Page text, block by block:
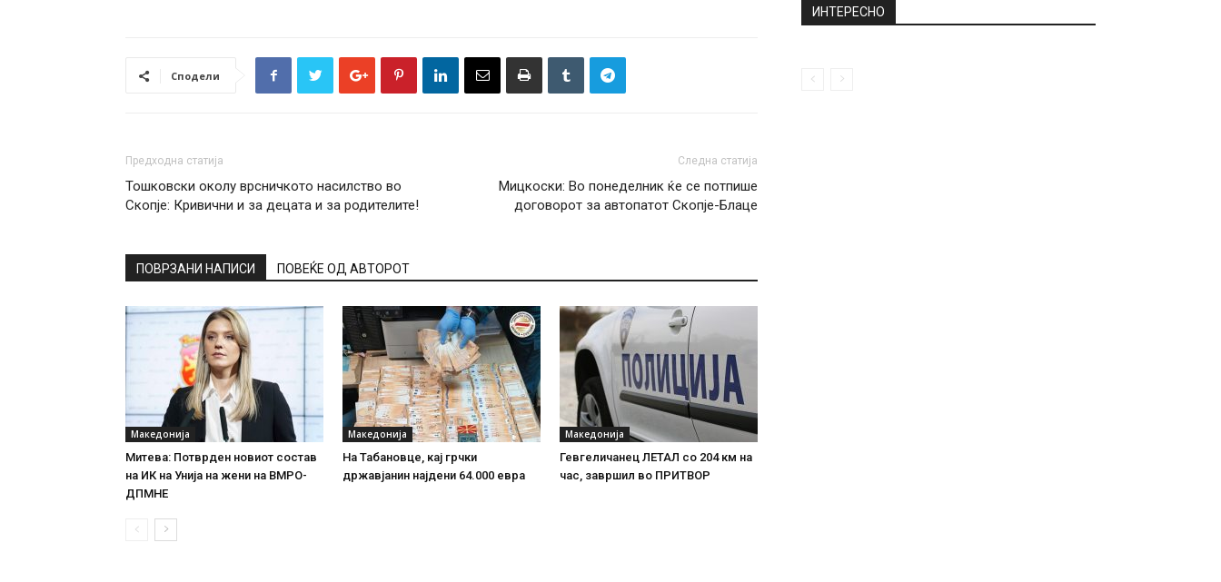
Сподели
Предходна статија
Тошковски околу врсничкото насилство во
Скопје: Кривични и за децата и за родителите!
Следна статија
Мицкоски: Во понеделник ќе се потпише
договорот за автопатот Скопје-Блаце
ПОВРЗАНИ НАПИСИ ПОВЕЌЕ ОД АВТОРОТ
Македонија
Митева: Потврден новиот состав
на ИК на Унија на жени на ВМРО-
ДПМНЕ
Македонија
На Табановце, кај грчки
државјанин најдени 64.000 евра
Македонија
Гевгеличанец ЛЕТАЛ со 204 км на
час, завршил во ПРИТВОР